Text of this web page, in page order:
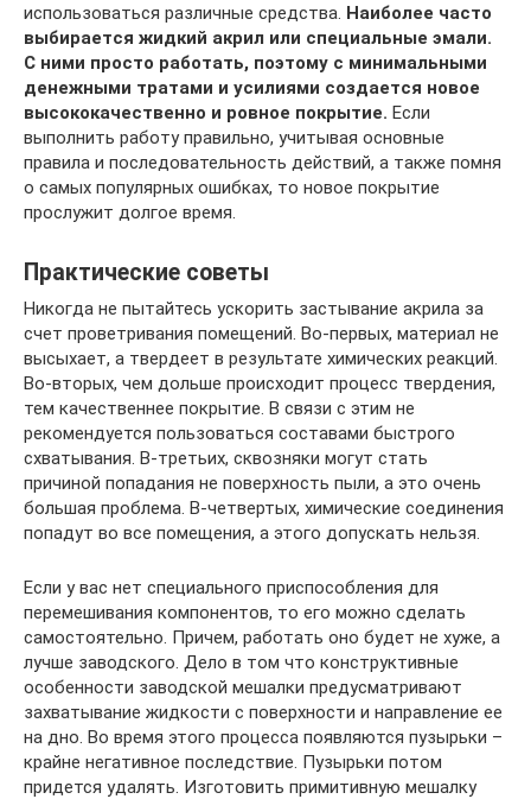
использоваться различные средства. Наиболее часто
выбирается жидкий акрил или специальные эмали.
С ними просто работать, поэтому с минимальными
денежными тратами и усилиями создается новое
высококачественно и ровное покрытие. Если
выполнить работу правильно, учитывая основные
правила и последовательность действий, а также помня
о самых популярных ошибках, то новое покрытие
прослужит долгое время.
Практические советы
Никогда не пытайтесь ускорить застывание акрила за
счет проветривания помещений. Во-первых, материал не
высыхает, а твердеет в результате химических реакций.
Во-вторых, чем дольше происходит процесс твердения,
тем качественнее покрытие. В связи с этим не
рекомендуется пользоваться составами быстрого
схватывания. В-третьих, сквозняки могут стать
причиной попадания не поверхность пыли, а это очень
большая проблема. В-четвертых, химические соединения
попадут во все помещения, а этого допускать нельзя.
Если у вас нет специального приспособления для
перемешивания компонентов, то его можно сделать
самостоятельно. Причем, работать оно будет не хуже, а
лучше заводского. Дело в том что конструктивные
особенности заводской мешалки предусматривают
захватывание жидкости с поверхности и направление ее
на дно. Во время этого процесса появляются пузырьки –
крайне негативное последствие. Пузырьки потом
придется удалять. Изготовить примитивную мешалку